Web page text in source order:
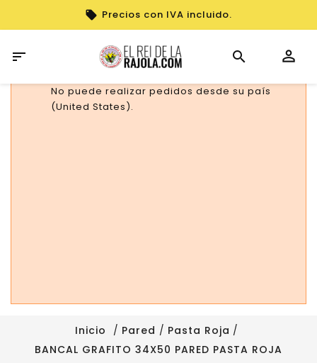
Precios con IVA incluido.

No puede realizar pedidos desde su país
(United States).
Inicio Pared
Pasta Roja
BANCAL GRAFITO 34X50 PARED PASTA ROJA